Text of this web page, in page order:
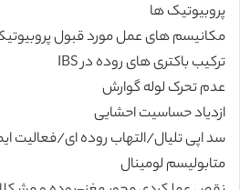
پروبیوتیک ها
مکانیسم های عمل مورد قبول
ترکیب باکتری های روده در IBS
عدم تحرک لوله گوارش
ازدیاد حساسیت احشایی
سد اپی تلیال/التهاب روده ای/فعالیت
متابولیسم لومینال